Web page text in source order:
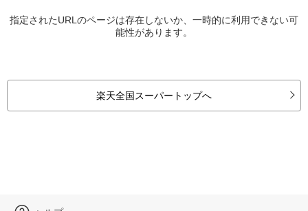
指定されたURLのページは存在しないか、一時的に利用できない可
能性があります。
楽天全国スーパートップへ